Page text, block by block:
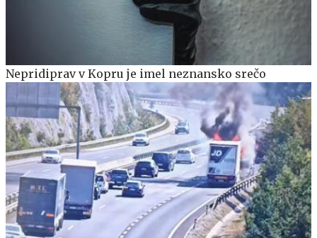
Nepridiprav v Kopru je imel neznansko srečo